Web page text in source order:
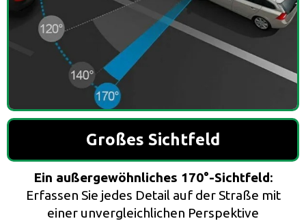
Großes Sichtfeld
Ein außergewöhnliches 170°-Sichtfeld:
Erfassen Sie jedes Detail auf der Straße mit
einer unvergleichlichen Perspektive